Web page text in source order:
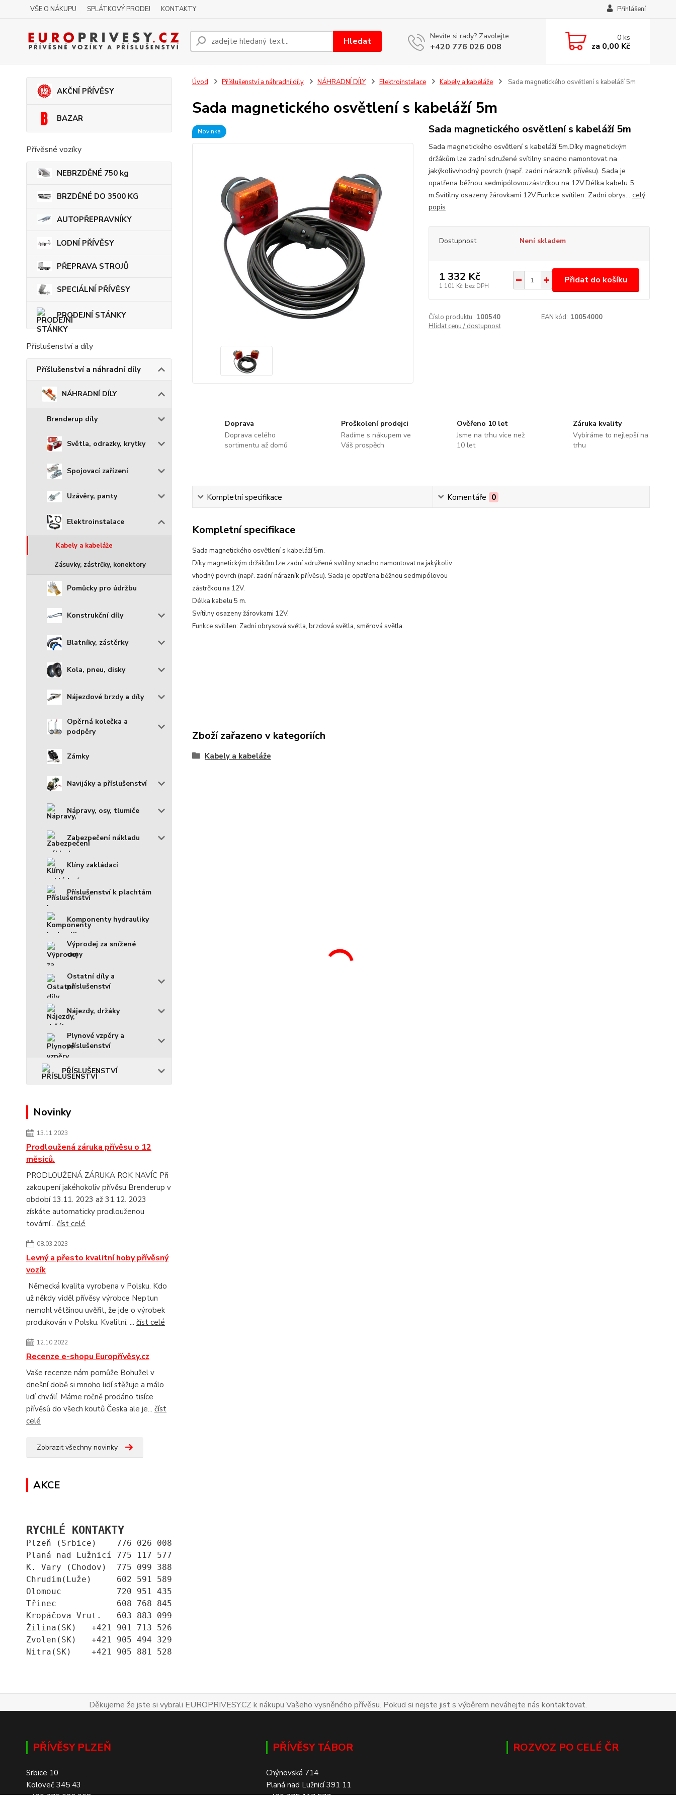
VŠE O NÁKUPU SPLÁTKOVÝ PRODEJ KONTAKTY Přihlášení
Hledat Nevíte si rady? Zavolejte.
+420 776 026 008
0ks
za 0,00 Kč
AKČNÍ PŘÍVĚSY
BAZAR
Přívěsné vozíky
NEBRZDĚNÉ 750 kg
BRZDĚNÉ DO 3500 KG
AUTOPŘEPRAVNÍKY
LODNÍ PŘÍVĚSY
PŘEPRAVA STROJŮ
SPECIÁLNÍ PŘÍVĚSY
PRODEJNÍ STÁNKY
Příslušenství a díly
Příšlušenství a náhradní díly
NÁHRADNÍ DÍLY
Brenderup díly
Světla, odrazky, krytky
Spojovací zařízení
Uzávěry, panty
Elektroinstalace
Kabely a kabeláže
Zásuvky, zástrčky, konektory
Pomůcky pro údržbu
Konstrukční díly
Blatníky, zástěrky
Kola, pneu, disky
Nájezdové brzdy a díly
Opěrná kolečka a
podpěry
Zámky
Navijáky a příslušenství
Nápravy, osy, tlumiče
Zabezpečení nákladu
Klíny zakládací
Příslušenství k plachtám
Komponenty hydrauliky
Výprodej za snížené
ceny
Ostatní díly a
příslušenství
Nájezdy, držáky
Plynové vzpěry a
příslušenství
PŘÍSLUŠENSTVÍ
Novinky
13.11.2023
Prodloužená záruka přívěsu o 12
měsíců.
PRODLOUŽENÁ ZÁRUKA ROK NAVÍC Při
zakoupení jakéhokoliv přívěsu Brenderup v
období 13.11. 2023 až 31.12. 2023
získáte automaticky prodlouženou
tovární... číst celé
08.03.2023
Levný a přesto kvalitní hoby přívěsný
vozík
Německá kvalita vyrobena v Polsku. Kdo
už někdy viděl přívěsy výrobce Neptun
nemohl většinou uvěřit, že jde o výrobek
produkován v Polsku. Kvalitní, ... číst celé
12.10.2022
Recenze e-shopu Europřívěsy.cz
Vaše recenze nám pomůže Bohužel v
dnešní době si mnoho lidí stěžuje a málo
lidí chválí. Máme ročně prodáno tisíce
přívěsů do všech koutů Česka ale je... číst
celé
Zobrazit všechny novinky
AKCE
RYCHLÉ KONTAKTY
Plzeň (Srbice)    776 026 008
Planá nad Lužnicí 775 117 577
K. Vary (Chodov)  775 099 388
Chrudim(Luže)     602 591 589
Olomouc           720 951 435
Třinec            608 768 845
Kropáčova Vrut.   603 883 099
Žilina(SK)   +421 901 713 526
Zvolen(SK)   +421 905 494 329
Nitra(SK)    +421 905 881 528
Úvod Příšlušenství a náhradní díly NÁHRADNÍ DÍLY Elektroinstalace Kabely a kabeláže Sada magnetického osvětlení s kabeláží 5m
Sada magnetického osvětlení s kabeláží 5m
Novinka Sada magnetického osvětlení s kabeláží 5m
Sada magnetického osvětlení s kabeláží 5m.Díky magnetickým
držákům lze zadní sdružené svítilny snadno namontovat na
jakýkolivvhodný povrch (např. zadní nárazník přívěsu). Sada je
opatřena běžnou sedmipólovouzástrčkou na 12V.Délka kabelu 5
m.Svítilny osazeny žárovkami 12V.Funkce svítilen: Zadní obrys... celý
popis
Dostupnost Není skladem
1 332 Kč
1 101 Kč bez DPH
Přidat do košíku
Číslo produktu: 100540 EAN kód: 10054000
Hlídat cenu / dostupnost
Doprava
Doprava celého
sortimentu až domů
Proškolení prodejci
Radíme s nákupem ve
Váš prospěch
Ověřeno 10 let
Jsme na trhu více než
10 let
Záruka kvality
Vybíráme to nejlepší na
trhu
Kompletní specifikace Komentáře 0
Kompletní specifikace
Sada magnetického osvětlení s kabeláží 5m.
Díky magnetickým držákům lze zadní sdružené svítilny snadno namontovat na jakýkoliv
vhodný povrch (např. zadní nárazník přívěsu). Sada je opatřena běžnou sedmipólovou
zástrčkou na 12V.
Délka kabelu 5 m.
Svítilny osazeny žárovkami 12V.
Funkce svítilen: Zadní obrysová světla, brzdová světla, směrová světla.
Zboží zařazeno v kategoriích
Kabely a kabeláže
Děkujeme že jste si vybrali EUROPRIVESY.CZ k nákupu Vašeho vysněného přívěsu. Pokud si nejste jist s výběrem neváhejte nás kontaktovat.
PŘÍVĚSY PLZEŇ
Srbice 10
Koloveč 345 43
+420 776 026 008
PŘÍVĚSY TÁBOR
Chýnovská 714
Planá nad Lužnicí 391 11
+420 775 117 577
ROZVOZ PO CELÉ ČR